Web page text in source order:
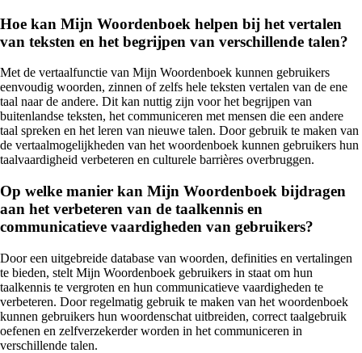
Hoe kan Mijn Woordenboek helpen bij het vertalen
van teksten en het begrijpen van verschillende talen?
Met de vertaalfunctie van Mijn Woordenboek kunnen gebruikers
eenvoudig woorden, zinnen of zelfs hele teksten vertalen van de ene
taal naar de andere. Dit kan nuttig zijn voor het begrijpen van
buitenlandse teksten, het communiceren met mensen die een andere
taal spreken en het leren van nieuwe talen. Door gebruik te maken van
de vertaalmogelijkheden van het woordenboek kunnen gebruikers hun
taalvaardigheid verbeteren en culturele barrières overbruggen.
Op welke manier kan Mijn Woordenboek bijdragen
aan het verbeteren van de taalkennis en
communicatieve vaardigheden van gebruikers?
Door een uitgebreide database van woorden, definities en vertalingen
te bieden, stelt Mijn Woordenboek gebruikers in staat om hun
taalkennis te vergroten en hun communicatieve vaardigheden te
verbeteren. Door regelmatig gebruik te maken van het woordenboek
kunnen gebruikers hun woordenschat uitbreiden, correct taalgebruik
oefenen en zelfverzekerder worden in het communiceren in
verschillende talen.